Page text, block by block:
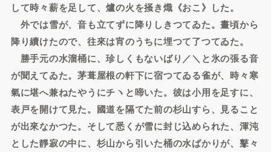
して時々薪を足して、爐の火を掻き熾《おこ》した。
外では雪が、音も立てずに降りしきつてゐた。晝頃から
降り續けたので、往來は宵のうちに埋つて了つてゐた。
勝手元の水溜桶に、珍しくもないばり／＼と氷の張る音
が聞えてゐた。茅葺屋根の軒下に宿つてゐる雀が、時々寒
氣に堪へ兼ねたやうにチヽと啼いた。彼は小用を足すに、
表戸を開けて見た。國道を隔てた前の杉山すら、見ること
が出來なかつた。そして悉くが雪に封じ込められた、渾沌
とした靜寂の中に、杉山から引いた桶の水ばかりが、鼕々